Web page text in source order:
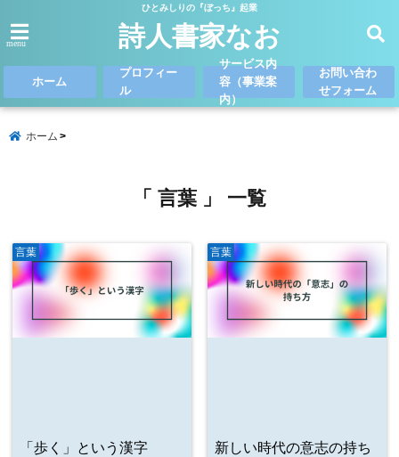
ひとみしりの『ぼっち』起業
menu 詩人書家なお
ホーム
プロフィー
ル
サービス内
容（事業案
内）
お問い合わ
せフォーム
ホーム
「 言葉 」 一覧
言葉
「歩く」という漢字
言葉
新しい時代の意志の持ち